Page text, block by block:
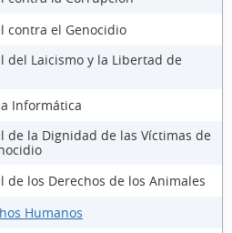
contra el Genocidio
del Laicismo y la Libertad de
Informática
de la Dignidad de las Víctimas de
de los Derechos de los Animales
Humanos